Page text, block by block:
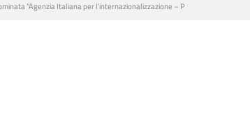
“Agenzia Italiana per l’internazionalizzazione – P